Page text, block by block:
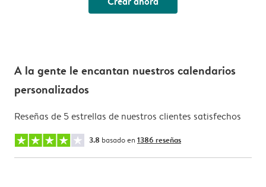
A la gente le encantan nuestros calendarios
personalizados
Reseñas de 5 estrellas de nuestros clientes satisfechos
3.8 basado en 1386 reseñas